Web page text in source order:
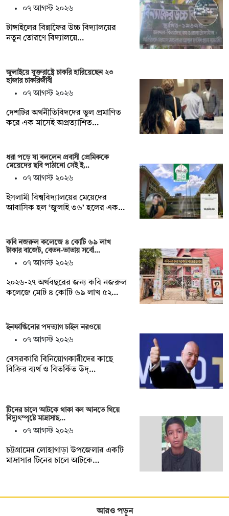
০৭ আগস্ট ২০২৬
টাঙ্গাইলের বিন্নাফৈর উচ্চ বিদ্যালয়ের
নতুন তোরণে বিদ্যালয়ে…
জুলাইয়ে যুক্তরাষ্ট্রে চাকরি হারিয়েছেন ২৩
হাজার চাকরিজীবী
০৭ আগস্ট ২০২৬
দেশটির অর্থনীতিবিদদের ভুল প্রমাণিত
করে এক মাসেই অপ্রত্যাশিত…
ধরা পড়ে যা বললেন প্রবাসী প্রেমিককে
মেয়েদের ছবি পাঠানো সেই ই…
০৭ আগস্ট ২০২৬
ইসলামী বিশ্ববিদ্যালয়ের মেয়েদের
আবাসিক হল ‘জুলাই ৩৬’ হলের এক…
কবি নজরুল কলেজে ৪ কোটি ৬৯ লাখ
টাকার বাজেট, বেতন-ভাতায় সর্বো…
০৭ আগস্ট ২০২৬
২০২৬-২৭ অর্থবছরের জন্য কবি নজরুল
কলেজে মোট ৪ কোটি ৬৯ লাখ ৫২…
ইনফান্তিনোর পদত্যাগ চাইল নরওয়ে
০৭ আগস্ট ২০২৬
বেসরকারি বিনিয়োগকারীদের কাছে
বিক্রির ব্যর্থ ও বিতর্কিত উদ্…
টিনের চালে আটকে থাকা বল আনতে গিয়ে
বিদ্যুৎস্পৃষ্টে মাদ্রাসাছ…
০৭ আগস্ট ২০২৬
চট্টগ্রামের লোহাগাড়া উপজেলার একটি
মাদ্রাসার টিনের চালে আটকে…
আরও পড়ুন